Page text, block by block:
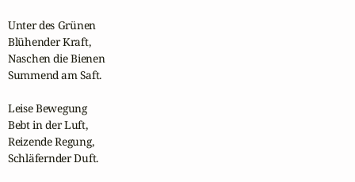
Unter des Grünen
Blühender Kraft,
Naschen die Bienen
Summend am Saft.
Leise Bewegung
Bebt in der Luft,
Reizende Regung,
Schläfernder Duft.